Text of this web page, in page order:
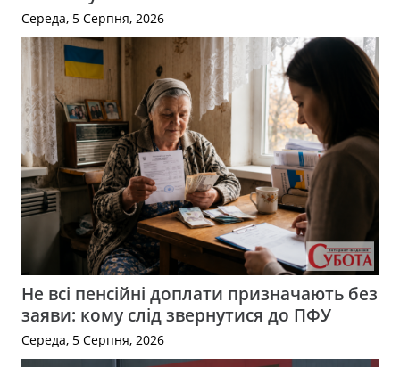
Середа, 5 Серпня, 2026
Не всі пенсійні доплати призначають без
заяви: кому слід звернутися до ПФУ
Середа, 5 Серпня, 2026